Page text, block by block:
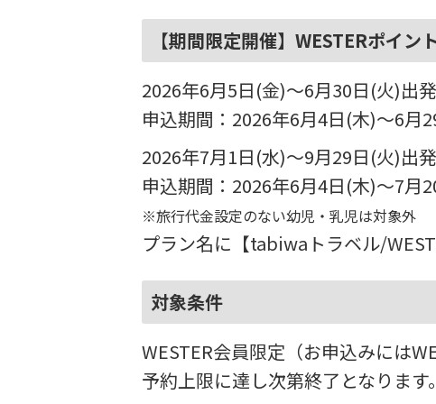
【期間限定開催】WESTERポイ
2026年6月5日(金)～6月30日(火)出
申込期間：2026年6月4日(木)～6月
2026年7月1日(水)～9月29日(火)出
申込期間：2026年6月4日(木)～7月
※旅行代金設定のない幼児・乳児は対象外
プラン名に【tabiwaトラベル/
対象条件
WESTER会員限定（お申込みには
予約上限に達し次第終了となります。